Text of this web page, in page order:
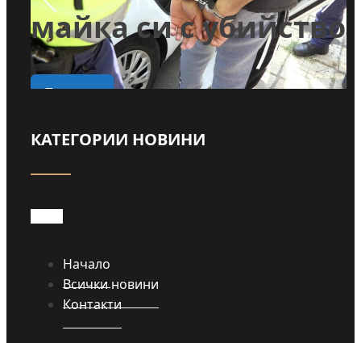
майка си с убийство
Прочети
КАТЕГОРИИ НОВИНИ
Начало
Всички новини
Контакти